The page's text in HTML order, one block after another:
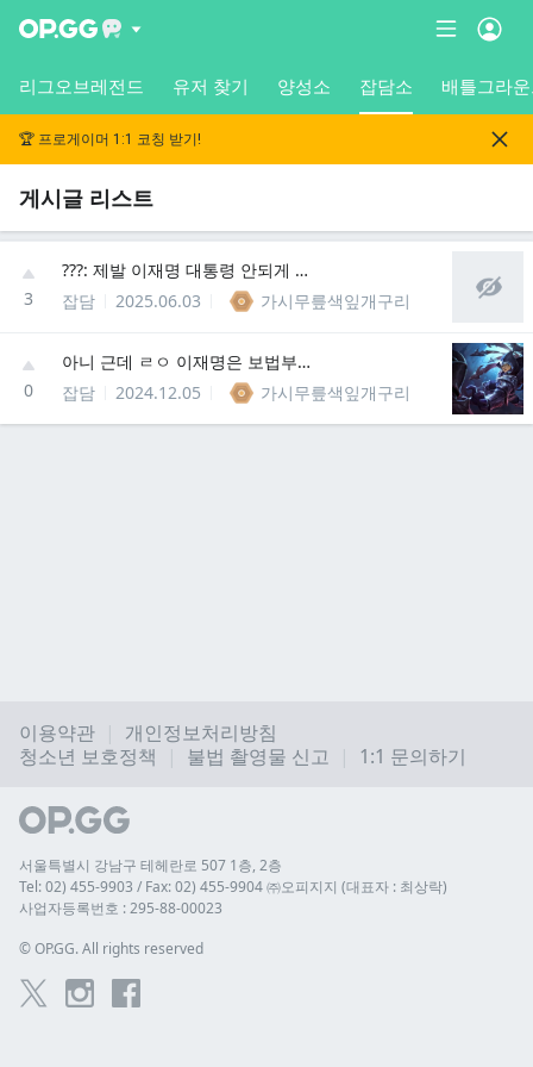
리그오브레전드 유저 찾기 양성소 잡담소 배틀그라
🏆 프로게이머 1:1 코칭 받기!
게시글 리스트
3
???: 제발 이재명 대통령 안되게 해주세요
잡담
2025.06.03 가시무릎색잎개구리
0
아니 근데 ㄹㅇ 이재명은 보법부터 다르네
잡담
2024.12.05 가시무릎색잎개구리
이용약관
개인정보처리방침
청소년 보호정책
불법 촬영물 신고 1:1 문의하기
서울특별시 강남구 테헤란로 507 1층, 2층
Tel: 02) 455-9903 / Fax: 02) 455-9904 ㈜오피지지 (대표자 : 최상락)
사업자등록번호 : 295-88-00023
© OP.GG. All rights reserved